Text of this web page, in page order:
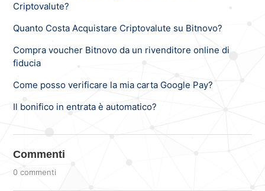
Criptovalute?
Quanto Costa Acquistare Criptovalute su Bitnovo?
Compra voucher Bitnovo da un rivenditore online di
fiducia
Come posso verificare la mia carta Google Pay?
Il bonifico in entrata è automatico?
Commenti
0 commenti